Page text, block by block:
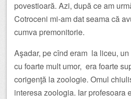
povestioară. Azi, după ce am
Cotroceni mi-am dat seama că
cumva premonitorie.
Aşadar, pe cînd eram la liceu,
cu foarte mult umor, era foarte
corigenţă la zoologie. Omul
interesa zoologia. Iar profesoara